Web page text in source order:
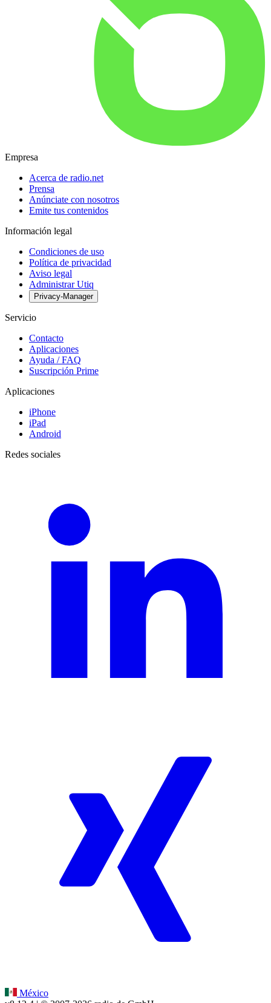
Empresa
Acerca de radio.net
Prensa
Anúnciate con nosotros
Emite tus contenidos
Información legal
Condiciones de uso
Política de privacidad
Aviso legal
Administrar Utiq
Privacy-Manager
Servicio
Contacto
Aplicaciones
Ayuda / FAQ
Suscripción Prime
Aplicaciones
iPhone
iPad
Android
Redes sociales
México